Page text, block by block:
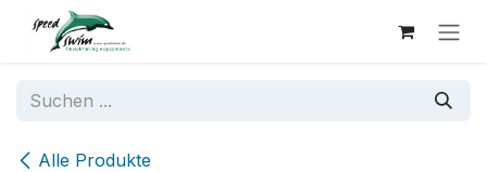
Zum Inhalt springen
Alle Produkte